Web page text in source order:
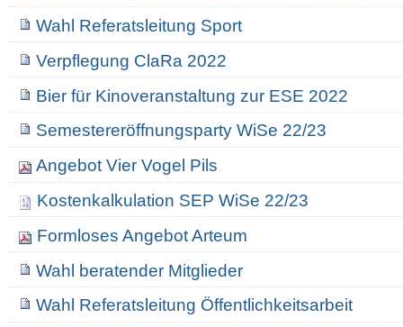
Wahl Referatsleitung Sport
Verpflegung ClaRa 2022
Bier für Kinoveranstaltung zur ESE 2022
Semestereröffnungsparty WiSe 22/23
Angebot Vier Vogel Pils
Kostenkalkulation SEP WiSe 22/23
Formloses Angebot Arteum
Wahl beratender Mitglieder
Wahl Referatsleitung Öffentlichkeitsarbeit